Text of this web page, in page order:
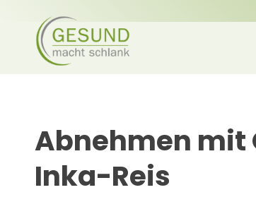
Abnehmen mit
Inka-Reis